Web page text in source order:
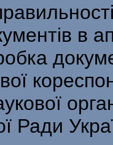
в
Ради